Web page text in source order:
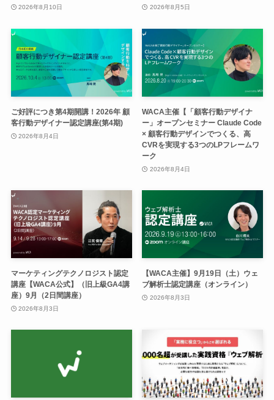
2026年8月10日 2026年8月5日
ご好評につき第4期開講！2026年 顧
客行動デザイナー認定講座(第4期)
2026年8月4日
WACA主催【「顧客行動デザイナ
ー」オープンセミナー Claude Code
× 顧客行動デザインでつくる、高
CVRを実現する3つのLPフレームワ
ーク
2026年8月4日
マーケティングテクノロジスト認定
講座【WACA公式】（旧上級GA4講
座）9月（2日間講座）
2026年8月3日
【WACA主催】9月19日（土）ウェ
ブ解析士認定講座（オンライン）
2026年8月3日